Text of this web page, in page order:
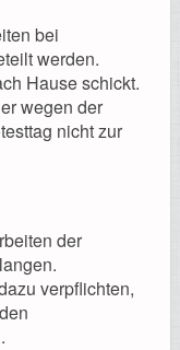
bei
werden.
Hause schickt.
wegen der
nicht zur
der
verpflichten,